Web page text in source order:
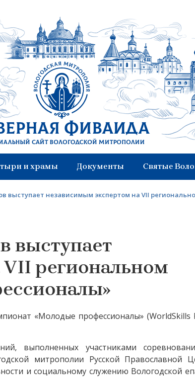
Фиваида
сайт Вологодской митрополии
и храмы Документы Святые
выступает независимым экспертом на VII
выступает
региональном
«Молодые профессионалы» (WorldSkills
выполненных участниками
митрополии Русской Православной
и социальному служению Вологодской